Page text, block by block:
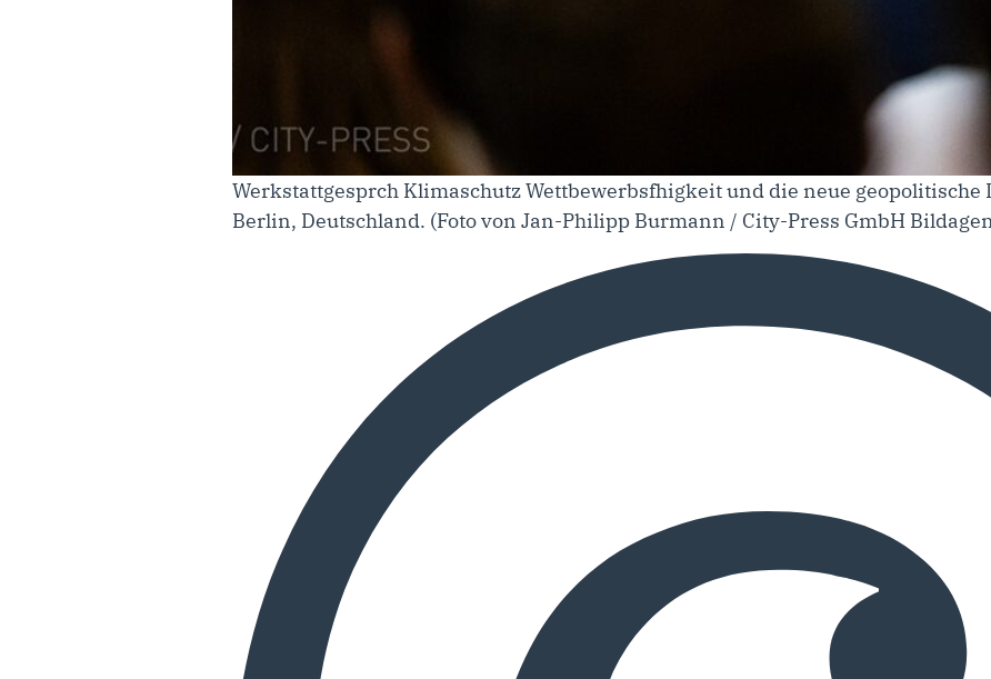
Werkstattgesprch Klimaschutz Wettbewerbsfhigkeit und die neue
Berlin, Deutschland. (Foto von Jan-Philipp Burmann / City-Press GmbH